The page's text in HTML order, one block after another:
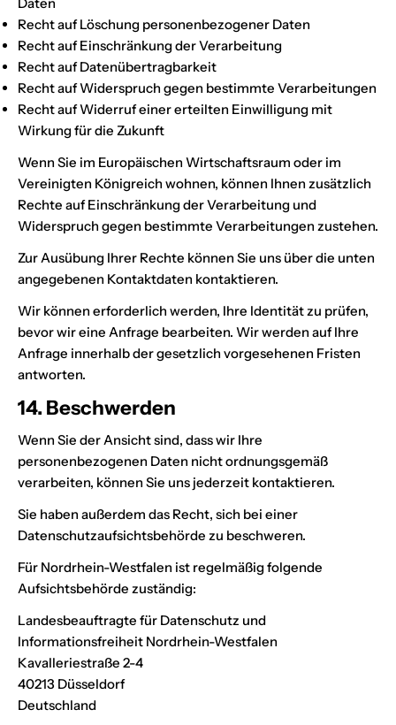
Recht auf Löschung personenbezogener Daten
Recht auf Einschränkung der Verarbeitung
Recht auf Datenübertragbarkeit
Recht auf Widerspruch gegen bestimmte Verarbeitungen
Recht auf Widerruf einer erteilten Einwilligung mit
Wirkung für die Zukunft
Wenn Sie im Europäischen Wirtschaftsraum oder im
Vereinigten Königreich wohnen, können Ihnen zusätzlich
Rechte auf Einschränkung der Verarbeitung und
Widerspruch gegen bestimmte Verarbeitungen zustehen.
Zur Ausübung Ihrer Rechte können Sie uns über die unten
angegebenen Kontaktdaten kontaktieren.
Wir können erforderlich werden, Ihre Identität zu prüfen,
bevor wir eine Anfrage bearbeiten. Wir werden auf Ihre
Anfrage innerhalb der gesetzlich vorgesehenen Fristen
antworten.
14. Beschwerden
Wenn Sie der Ansicht sind, dass wir Ihre
personenbezogenen Daten nicht ordnungsgemäß
verarbeiten, können Sie uns jederzeit kontaktieren.
Sie haben außerdem das Recht, sich bei einer
Datenschutzaufsichtsbehörde zu beschweren.
Für Nordrhein-Westfalen ist regelmäßig folgende
Aufsichtsbehörde zuständig:
Landesbeauftragte für Datenschutz und
Informationsfreiheit Nordrhein-Westfalen
Kavalleriestraße 2-4
40213 Düsseldorf
Deutschland